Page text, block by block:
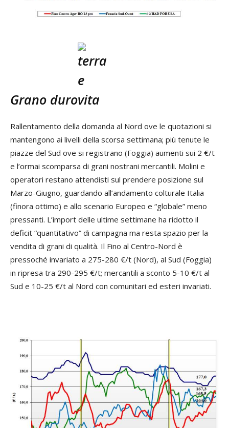
Grano duro
Rallentamento della domanda al Nord ove le quotazioni si
mantengono ai livelli della scorsa settimana; più tenute le
piazze del Sud ove si registrano (Foggia) aumenti sui 2 €/t
e l’ormai scomparsa di grani nostrani mercantili. Molini e
operatori restano attendisti sul prendere posizione sul
Marzo-Giugno, guardando all’andamento colturale Italia
(finora ottimo) e allo scenario Europeo e “globale” meno
pressanti. L’import delle ultime settimane ha ridotto il
deficit “quantitativo” di campagna ma resta spazio per la
vendita di grani di qualità. Il Fino al Centro-Nord è
pressoché invariato a 275-280 €/t (Nord), al Sud (Foggia)
in ripresa tra 290-295 €/t; mercantili a sconto 5-10 €/t al
Sud e 10-25 €/t al Nord con comunitari ed esteri invariati.